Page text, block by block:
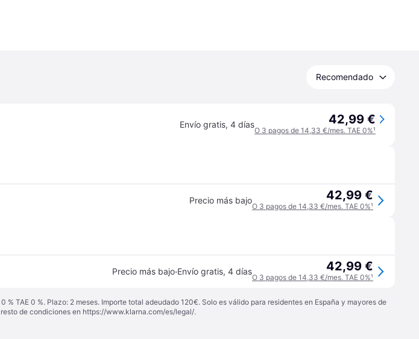
Recomendado
Envío gratis, 4 días 42,99 €
O 3 pagos de 14,33 €/mes. TAE 0%¹
Precio más bajo 42,99 €
O 3 pagos de 14,33 €/mes. TAE 0%¹
Precio más bajo·Envío gratis, 4 días 42,99 €
O 3 pagos de 14,33 €/mes. TAE 0%¹
TAE 0 %. Plazo: 2 meses. Importe total adeudado 120€. Solo es válido para residentes en España y mayores de
de condiciones en https://www.klarna.com/es/legal/.